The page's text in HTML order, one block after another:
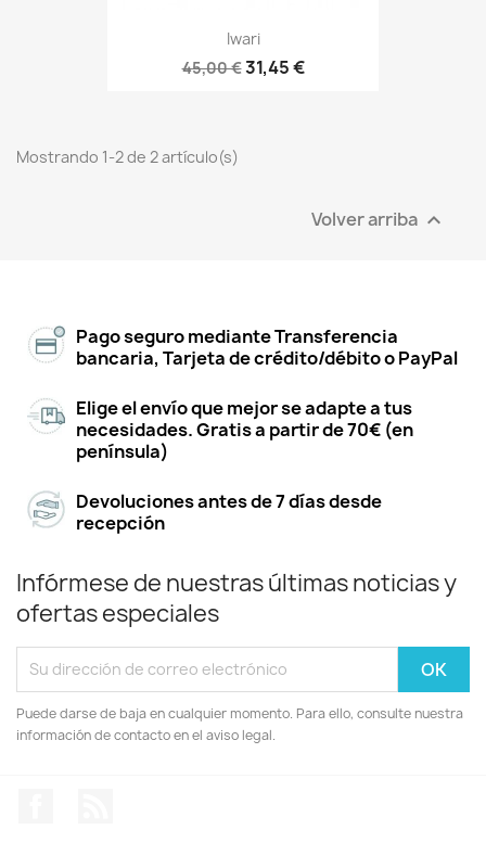
Iwari
45,00 €31,45 €
Mostrando 1-2 de 2 artículo(s)
Volver arriba 
Pago seguro mediante Transferencia
bancaria, Tarjeta de crédito/débito o PayPal
Elige el envío que mejor se adapte a tus
necesidades. Gratis a partir de 70€ (en
península)
Devoluciones antes de 7 días desde
recepción
Infórmese de nuestras últimas noticias y
ofertas especiales
Puede darse de baja en cualquier momento. Para ello, consulte nuestra
información de contacto en el aviso legal.